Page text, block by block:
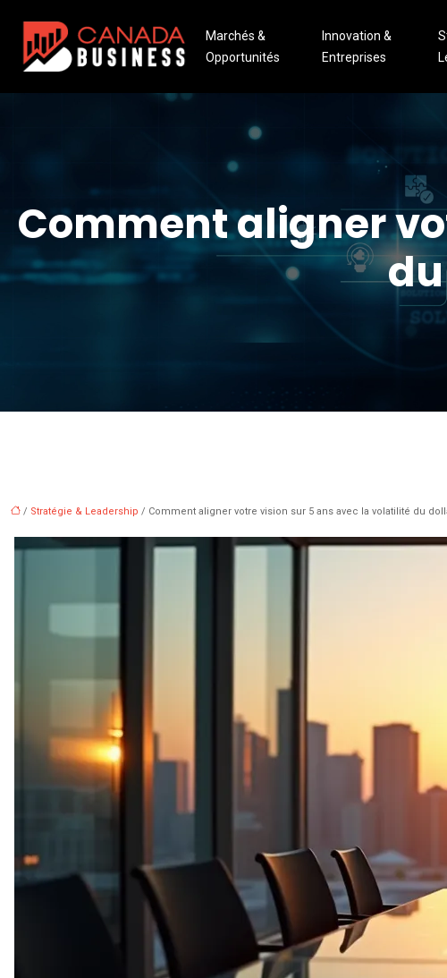
Marchés &
Opportunités
Innovation &
Entreprises
Comment aligner
/ Stratégie & Leadership / Comment aligner votre vision sur 5 ans avec la volatilité du